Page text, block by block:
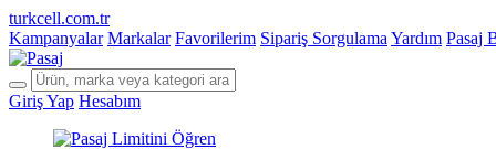
turkcell.com.tr
Kampanyalar Markalar Favorilerim Sipariş Sorgulama Yardım Pasaj
Giriş Yap Hesabım